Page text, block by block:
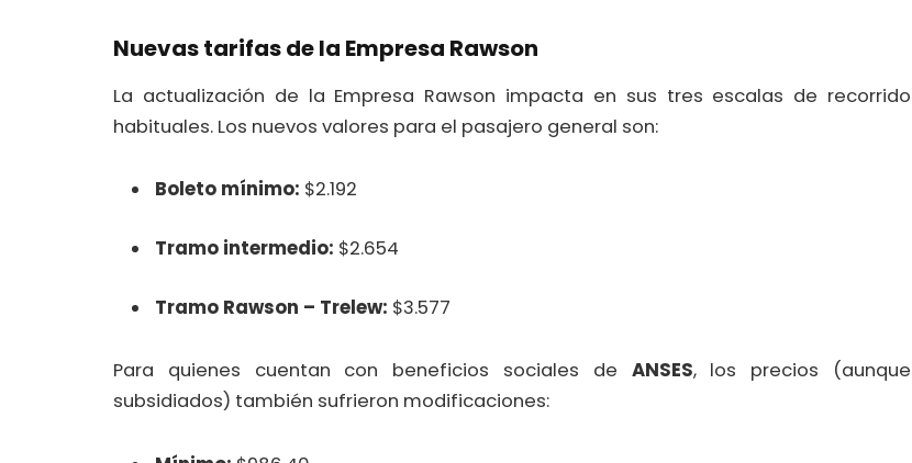
Nuevas tarifas de la Empresa Rawson
La actualización de la Empresa Rawson impacta en sus tres escalas de recorrido
habituales. Los nuevos valores para el pasajero general son:
Boleto mínimo: $2.192
Tramo intermedio: $2.654
Tramo Rawson – Trelew: $3.577
Para quienes cuentan con beneficios sociales de ANSES, los precios (aunque
subsidiados) también sufrieron modificaciones: